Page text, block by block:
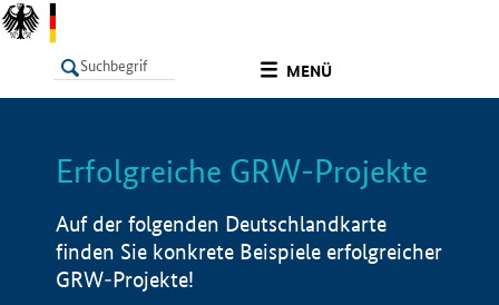
MENÜ
LISTE Info
Erfolgreiche GRW-Projekte
Auf der folgenden Deutschlandkarte
finden Sie konkrete Beispiele erfolgreicher
GRW-Projekte!